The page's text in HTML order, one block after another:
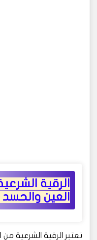
الرقية
العين
تعتبر الرقية الشرعية